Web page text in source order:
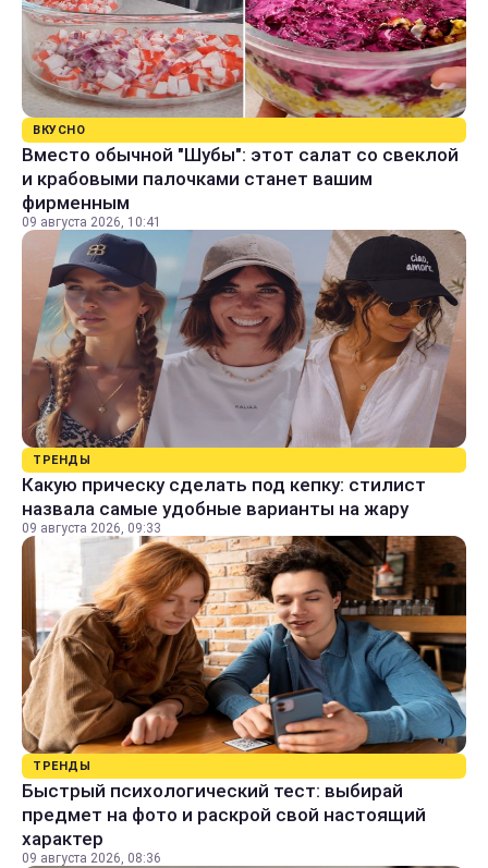
ВКУСНО
Вместо обычной "Шубы": этот салат со свеклой
и крабовыми палочками станет вашим
фирменным
09 августа 2026, 10:41
ТРЕНДЫ
Какую прическу сделать под кепку: стилист
назвала самые удобные варианты на жару
09 августа 2026, 09:33
ТРЕНДЫ
Быстрый психологический тест: выбирай
предмет на фото и раскрой свой настоящий
характер
09 августа 2026, 08:36